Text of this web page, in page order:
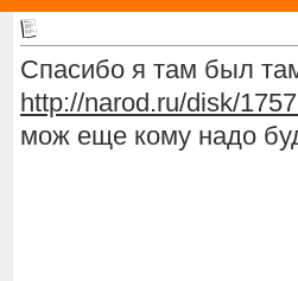
Спасибо я там был
http://narod.ru/disk/
мож еще кому надо